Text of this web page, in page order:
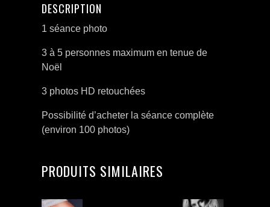
DESCRIPTION
1 séance photo
3 à 5 personnes maximum en tenue de
Noël
3 photos HD retouchées
Possibilité d’acheter la séance complète
(environ 100 photos)
PRODUITS SIMILAIRES